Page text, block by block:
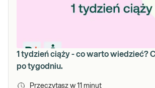
1 tydzień ciąży - co warto wiedzieć?
po tygodniu.
Przeczytasz w 11 minut